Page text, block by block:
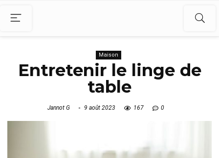
Maison
Entretenir le linge de
table
Jannot G 9 août 2023 167 0